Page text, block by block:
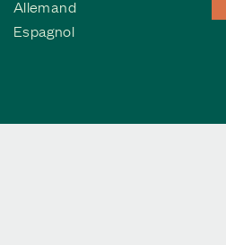
Allemand
Espagnol